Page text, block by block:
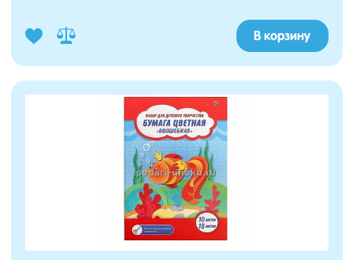
В корзину